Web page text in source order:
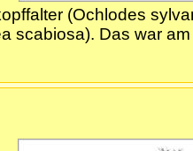
(Ochlodes
scabiosa). Das war